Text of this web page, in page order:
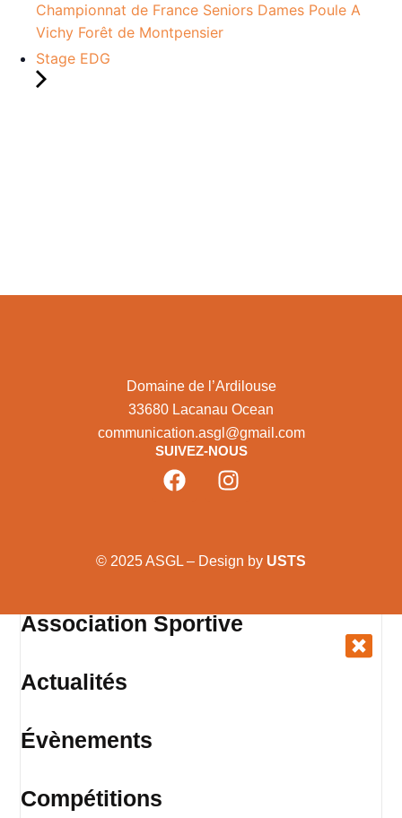
Championnat de France Seniors Dames Poule A
Vichy Forêt de Montpensier
Stage EDG
Domaine de l’Ardilouse
33680 Lacanau Ocean
communication.asgl@gmail.com
SUIVEZ-NOUS
© 2025 ASGL – Design by USTS
Association Sportive
Actualités
Évènements
Compétitions